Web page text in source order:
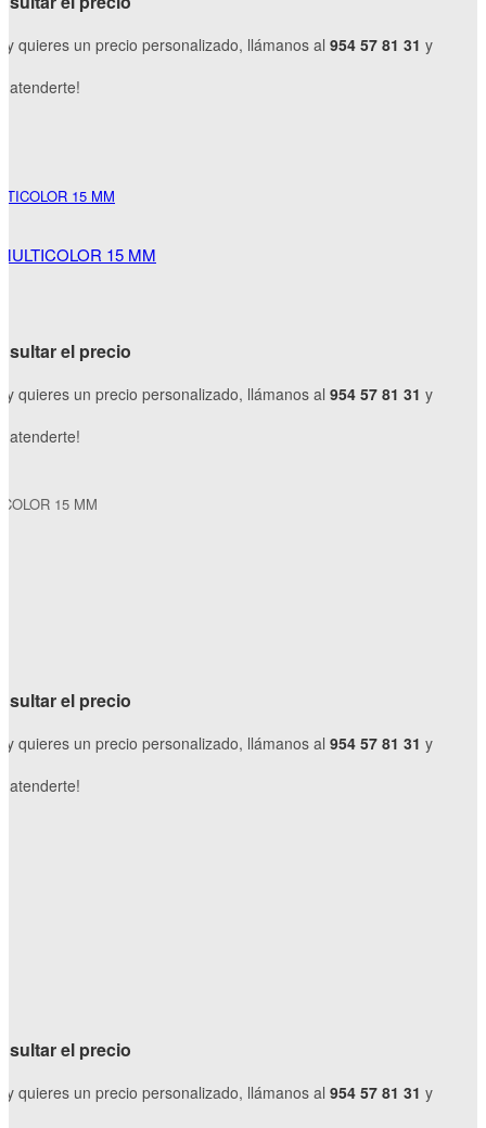
y quieres un precio personalizado, llámanos al 954 57 81 31 y
atenderte!
15 MM
el precio
y quieres un precio personalizado, llámanos al 954 57 81 31 y
atenderte!
15 MM
el precio
y quieres un precio personalizado, llámanos al 954 57 81 31 y
atenderte!
el precio
y quieres un precio personalizado, llámanos al 954 57 81 31 y